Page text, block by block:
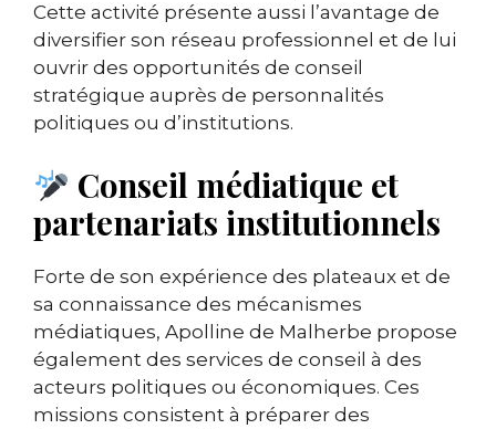
Cette activité présente aussi l’avantage de
diversifier son réseau professionnel et de lui
ouvrir des opportunités de conseil
stratégique auprès de personnalités
politiques ou d’institutions.
Conseil médiatique et
partenariats institutionnels
Forte de son expérience des plateaux et de
sa connaissance des mécanismes
médiatiques, Apolline de Malherbe propose
également des services de conseil à des
acteurs politiques ou économiques. Ces
missions consistent à préparer des